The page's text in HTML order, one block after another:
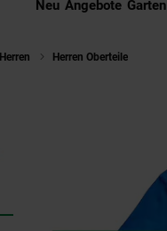
Neu Angebote Garten
Herren Herren Oberteile